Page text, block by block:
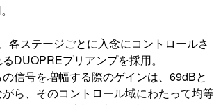
各ステージごとに入念にコントロールさ
DUOPREプリアンプを採用。
の信号を増幅する際のゲインは、69dBと
ら、そのコントロール域にわたって均等